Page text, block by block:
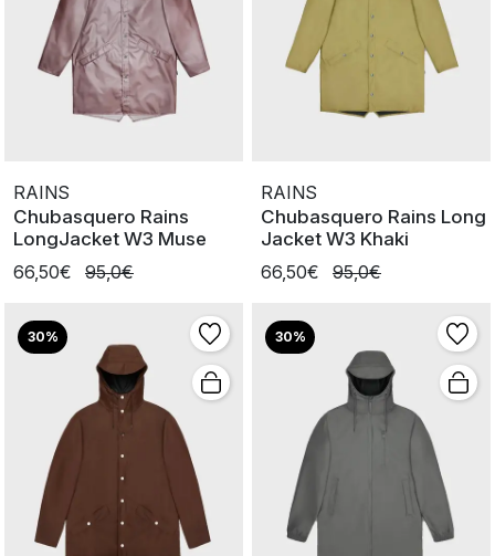
RAINS
Chubasquero Rains
LongJacket W3 Muse
66,50€
95,0€
RAINS
Chubasquero Rains Long
Jacket W3 Khaki
66,50€
95,0€
30% 30%